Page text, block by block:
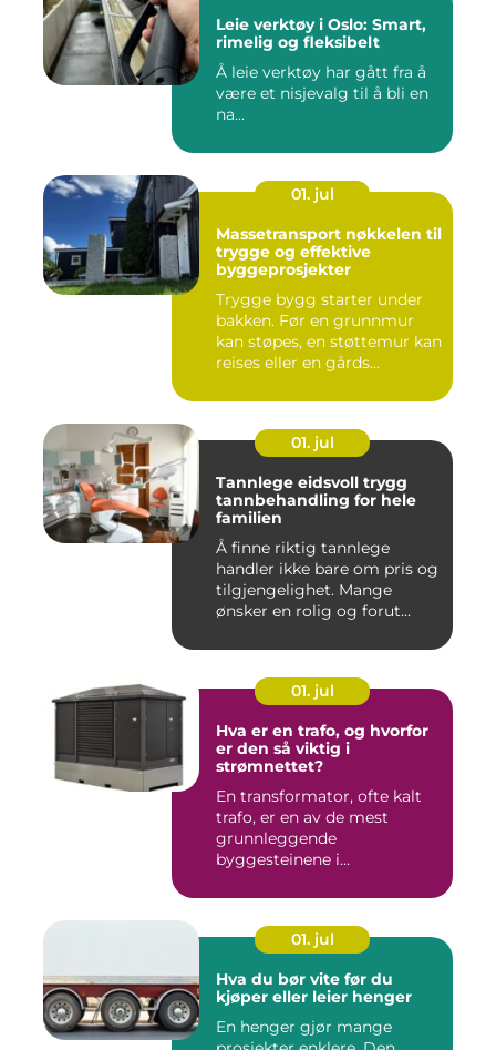
Leie verktøy i Oslo: Smart,
rimelig og fleksibelt
Å leie verktøy har gått fra å
være et nisjevalg til å bli en
na...
01. jul
Massetransport nøkkelen til
trygge og effektive
byggeprosjekter
Trygge bygg starter under
bakken. Før en grunnmur
kan støpes, en støttemur kan
reises eller en gårds...
01. jul
Tannlege eidsvoll trygg
tannbehandling for hele
familien
Å finne riktig tannlege
handler ikke bare om pris og
tilgjengelighet. Mange
ønsker en rolig og forut...
01. jul
Hva er en trafo, og hvorfor
er den så viktig i
strømnettet?
En transformator, ofte kalt
trafo, er en av de mest
grunnleggende
byggesteinene i
01. jul
Hva du bør vite før du
kjøper eller leier henger
En henger gjør mange